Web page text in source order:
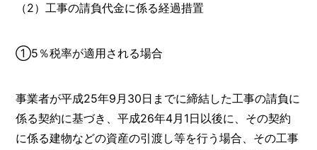
（2）工事の請負代金に係る経過措置
①5％税率が適用される場合
事業者が平成25年9月30日までに締結した工事の請負に
係る契約に基づき、平成26年4月1日以後に、その契約
に係る建物などの資産の引渡し等を行う場合、その工事